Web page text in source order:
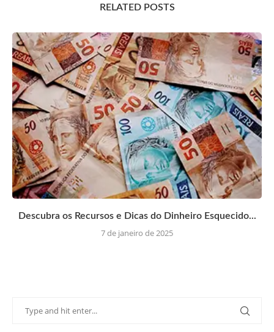
RELATED POSTS
Descubra os Recursos e Dicas do Dinheiro Esquecido...
7 de janeiro de 2025